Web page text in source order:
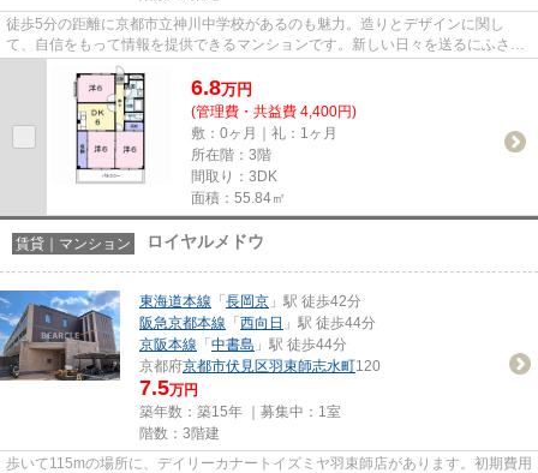
徒歩5分の距離に京都市立神川中学校があるのも魅力。造りとデザインに関し
て、自信をもって情報を提供できるマンションです。新しい日々を送るにふさわ
しい、きれいな室内です。気にな...
6.8万円
(管理費・共益費 4,400円)
敷：0ヶ月｜礼：1ヶ月
所在階：3階
間取り：3DK
面積：55.84㎡
賃貸｜マンション ロイヤルメドウ
東海道本線 「 長岡京 」駅 徒歩42分
阪急京都本線 「 西向日 」駅 徒歩44分
京阪本線 「 中書島 」駅 徒歩44分
京都府京都市伏見区羽束師志水町120
7.5万円
築年数：築15年 ｜募集中： 1室
階数：3階建
歩いて115mの場所に、デイリーカナートイズミヤ羽束師店があります。初期費用